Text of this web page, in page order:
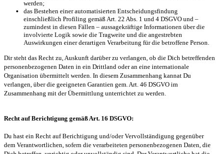
werden;
das Bestehen einer automatisierten Entscheidungsfindung
einschließlich Profiling gemäß Art. 22 Abs. 1 und 4 DSGVO und –
zumindest in diesen Fällen – aussagekräftige Informationen über die
involvierte Logik sowie die Tragweite und die angestrebten
Auswirkungen einer derartigen Verarbeitung für die betroffene Person.
Dir steht das Recht zu, Auskunft darüber zu verlangen, ob die Dich betreffenden
personenbezogenen Daten in ein Drittland oder an eine internationale
Organisation übermittelt werden. In diesem Zusammenhang kannat Du
verlangen, über die geeigneten Garantien gem. Art. 46 DSGVO im
Zusammenhang mit der Übermittlung unterrichtet zu werden.
Recht auf Berichtigung gemäß Art. 16 DSGVO:
Du hast ein Recht auf Berichtigung und/oder Vervollständigung gegenüber
dem Verantwortlichen, sofern die verarbeiteten personenbezogenen Daten, die